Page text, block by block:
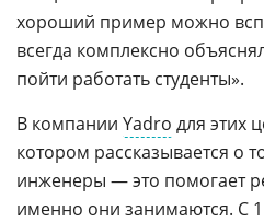
хороший пример можно
всегда комплексно
пойти работать студенты».
В компании Yadro для этих
котором рассказывается о
инженеры — это помогает
именно они занимаются. С